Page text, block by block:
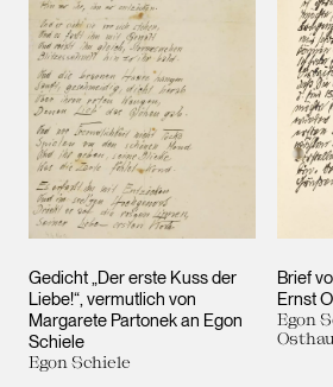
Gedicht „Der erste Kuss der
Liebe!“, vermutlich von
Margarete Partonek an Egon
Schiele
Egon Schiele
Brief
Ernst
Egon